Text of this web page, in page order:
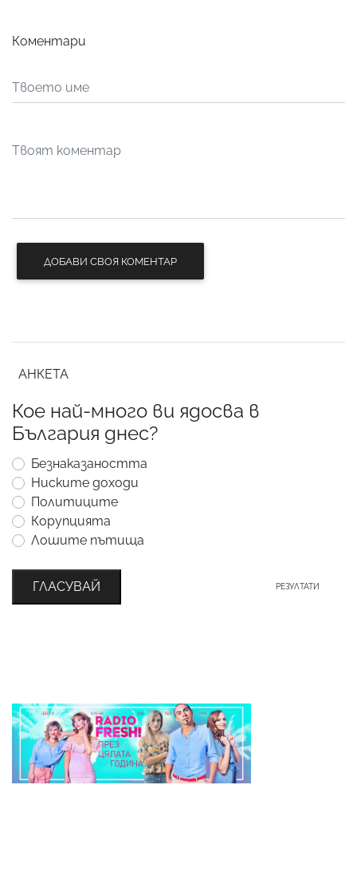
Коментари
ДОБАВИ СВОЯ КОМЕНТАР
АНКЕТА
Кое най-много ви ядосва в
България днес?
Безнаказаността
Ниските доходи
Политиците
Корупцията
Лошите пътища
ГЛАСУВАЙ РЕЗУЛТАТИ